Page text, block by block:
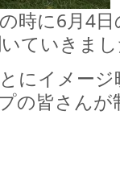
時に6月4
ていきま
にイメー
の皆さん